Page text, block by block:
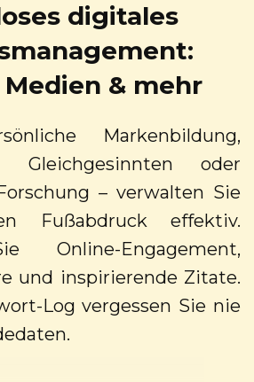
digitales
Medien & mehr
Markenbildung,
Gleichgesinnten oder
– verwalten Sie
Fußabdruck effektiv.
Online-Engagement,
und inspirierende Zitate.
Log vergessen Sie nie